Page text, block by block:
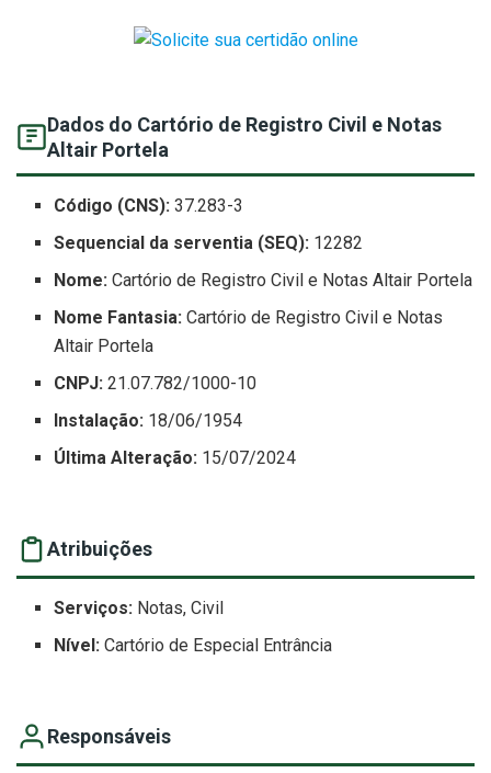
Dados do Cartório de Registro Civil e Notas
Altair Portela
Código (CNS): 37.283-3
Sequencial da serventia (SEQ): 12282
Nome: Cartório de Registro Civil e Notas Altair Portela
Nome Fantasia: Cartório de Registro Civil e Notas
Altair Portela
CNPJ: 21.07.782/1000-10
Instalação: 18/06/1954
Última Alteração: 15/07/2024
Atribuições
Serviços: Notas, Civil
Nível: Cartório de Especial Entrância
Responsáveis